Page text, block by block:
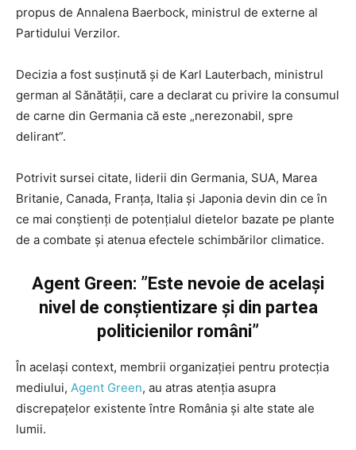
propus de Annalena Baerbock, ministrul de externe al
Partidului Verzilor.
Decizia a fost susținută și de Karl Lauterbach, ministrul
german al Sănătății, care a declarat cu privire la consumul
de carne din Germania că este „nerezonabil, spre
delirant”.
Potrivit sursei citate, liderii din Germania, SUA, Marea
Britanie, Canada, Franța, Italia și Japonia devin din ce în
ce mai conștienți de potențialul dietelor bazate pe plante
de a combate și atenua efectele schimbărilor climatice.
Agent Green: ”Este nevoie de același
nivel de conștientizare și din partea
politicienilor români”
În același context, membrii organizației pentru protecția
mediului, Agent Green, au atras atenția asupra
discrepațelor existente între România și alte state ale
lumii.